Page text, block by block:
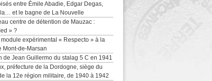
entre Émile Abadie, Edgar Degas,
et le bagne de La Nouvelle
centre de détention de Mauzac :
» ?
expérimental « Respecto » à la
Mont-de-Marsan
de Jean Guillermo du stalag 5 C en 1941
préfecture de la Dordogne, siège du
la 12e région militaire, de 1940 à 1942